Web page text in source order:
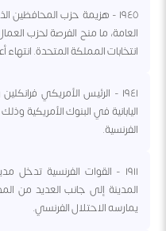
١٩٤٥ - هزيمة حزب
العامة، ما منح الفرصة لحزب
انتخابات المملكة المتحدة.
١٩٤١ - الرئيس الأمريكي
اليابانية في البنوك الأمريكية
الفرنسية.
١٩١١ - القوات الفرنسية
المدينة إلى جانب العديد من
يمارسه الاحتلال الفرنسي.